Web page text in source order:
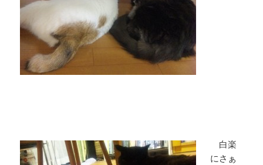
白楽
にさぁ